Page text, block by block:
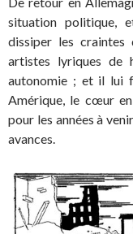
situation politique,
dissiper les
artistes lyriques de
autonomie ; et il lui
Amérique, le cœur
pour les années à
avances.